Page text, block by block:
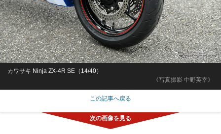
《写真撮影 中野英幸》
カワサキ Ninja ZX-4R SE（14/40）
この記事へ戻る